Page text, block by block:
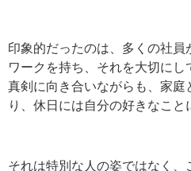
印象的だったのは、多くの社
ワークを持ち、それを大切に
真剣に向き合いながらも、家
り、休日には自分の好きなこと
それは特別な人の姿ではなく、